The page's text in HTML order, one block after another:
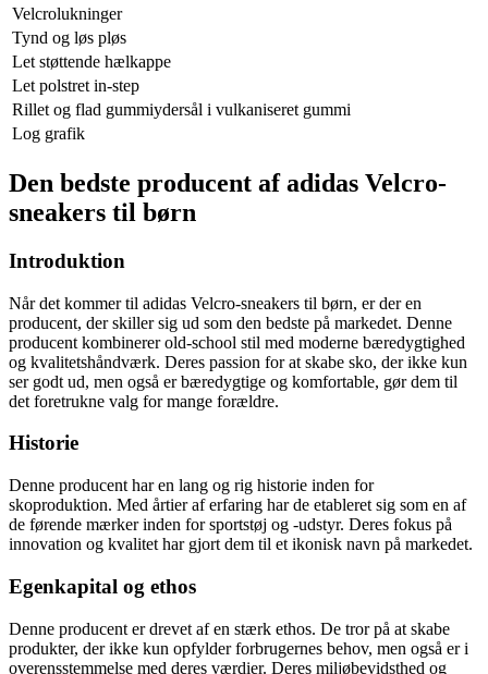
Velcrolukninger
Tynd og løs pløs
Let støttende hælkappe
Let polstret in-step
Rillet og flad gummiydersål i vulkaniseret gummi
Log grafik
Den bedste producent af adidas Velcro-
sneakers til børn
Introduktion
Når det kommer til adidas Velcro-sneakers til børn, er der en
producent, der skiller sig ud som den bedste på markedet. Denne
producent kombinerer old-school stil med moderne bæredygtighed
og kvalitetshåndværk. Deres passion for at skabe sko, der ikke kun
ser godt ud, men også er bæredygtige og komfortable, gør dem til
det foretrukne valg for mange forældre.
Historie
Denne producent har en lang og rig historie inden for
skoproduktion. Med årtier af erfaring har de etableret sig som en af
de førende mærker inden for sportstøj og -udstyr. Deres fokus på
innovation og kvalitet har gjort dem til et ikonisk navn på markedet.
Egenkapital og ethos
Denne producent er drevet af en stærk ethos. De tror på at skabe
produkter, der ikke kun opfylder forbrugernes behov, men også er i
overensstemmelse med deres værdier. Deres miljøbevidsthed og